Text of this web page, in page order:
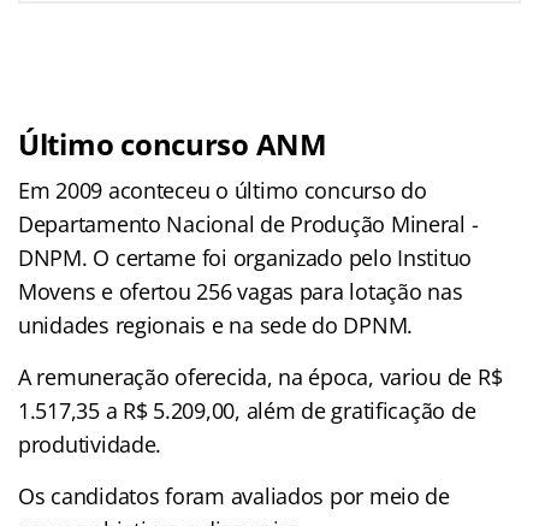
Último concurso ANM
Em 2009 aconteceu o último concurso do
Departamento Nacional de Produção Mineral -
DNPM. O certame foi organizado pelo Instituo
Movens e ofertou 256 vagas para lotação nas
unidades regionais e na sede do DPNM.
A remuneração oferecida, na época, variou de R$
1.517,35 a R$ 5.209,00, além de gratificação de
produtividade.
Os candidatos foram avaliados por meio de